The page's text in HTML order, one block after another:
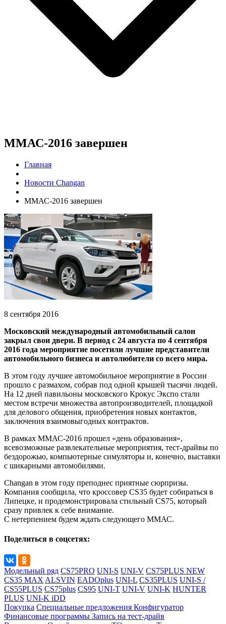
ММАС-2016 завершен
Главная
Новости Changan
ММАС-2016 завершен
8 сентября 2016
Московский международный автомобильный салон
закрыл свои двери. В период с 24 августа по 4 сентября
2016 года мероприятие посетили лучшие представители
автомобильного бизнеса и автолюбители со всего мира.
В этом году лучшее автомобильное мероприятие в России
прошло с размахом, собрав под одной крышей тысячи людей.
На 12 дней павильоны московского Крокус Экспо стали
местом встречи множества автопроизводителей, площадкой
для делового общения, приобретения новых контактов,
заключения взаимовыгодных контрактов.
В рамках ММАС-2016 прошел «день образования»,
всевозможные развлекательные мероприятия, тест-драйвы по
бездорожью, компьютерные симуляторы и, конечно, выставки
с шикарными автомобилями.
Changan в этом году преподнес приятные сюрпризы.
Компания сообщила, что кроссовер CS35 будет собираться в
Липецке, и продемонстрировала стильный CS75, который
сразу привлек к себе внимание.
С нетерпением будем ждать следующего ММАС.
Поделиться в соцсетях:
Модельный ряд CS75PRO UNI-S UNI-V CS75PLUS NEW
CS35 MAX ALSVIN EADOplus UNI-L CS35PLUS UNI-S /
CS55PLUS CS75plus CS95 UNI-T UNI-V UNI-K HUNTER
PLUS UNI-K iDD
Покупка Специальные предложения Конфигуратор
Финансовые программы Запись на тест-драйв